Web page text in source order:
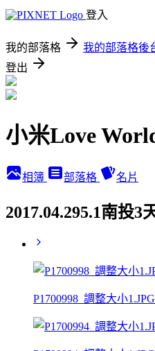
登入
我的部落格 我的部落格後
登出
小米Love
相簿 部落格 名片
2017.04.295.1南投3
P1700998_調整大小1.JPG